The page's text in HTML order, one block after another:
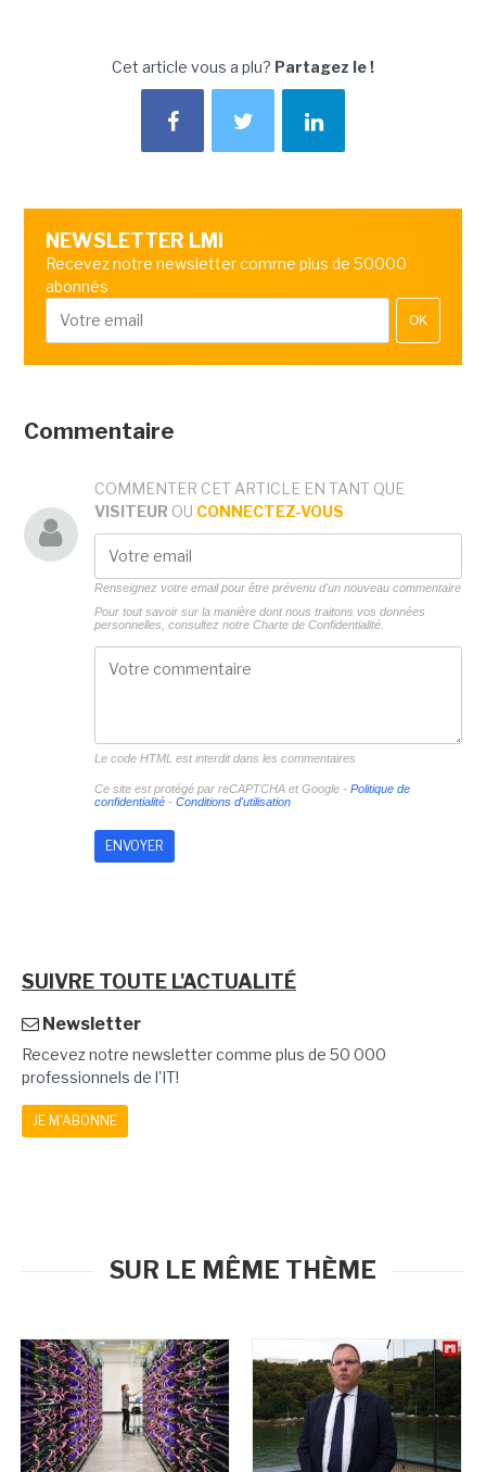
Cet article vous a plu? Partagez le !
NEWSLETTER LMI
Recevez notre newsletter comme plus de 50000
abonnés
OK
Commentaire
COMMENTER CET ARTICLE EN TANT QUE
VISITEUR OU CONNECTEZ-VOUS
Renseignez votre email pour être prévenu d'un nouveau commentaire
Pour tout savoir sur la manière dont nous traitons vos données
personnelles, consultez notre Charte de Confidentialité.
Le code HTML est interdit dans les commentaires
Ce site est protégé par reCAPTCHA et Google - Politique de
confidentialité- Conditions d'utilisation
SUIVRE TOUTE L'ACTUALITÉ
Newsletter
Recevez notre newsletter comme plus de 50 000
professionnels de l'IT!
JE M'ABONNE
SUR LE MÊME THÈME